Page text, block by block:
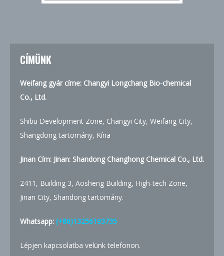
CÍMÜNK
Weifang gyár címe: Changyi Longchang Bio-chemical
Co., Ltd.
Shibu Development Zone, Changyi City, Weifang City,
Shangdong tartomány, Kína
Jinan Cím: Jinan: Shandong Changhong Chemical Co., Ltd.
2411, Building 3, Aosheng Building, High-tech Zone,
Jinan City, Shandong tartomány.
Whatsapp: (+86)13256193735
Lépjen kapcsolatba velünk telefonon.